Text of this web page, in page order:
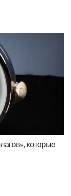
которые